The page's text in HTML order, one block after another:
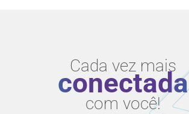
Cada vez mais
conectada
com você!